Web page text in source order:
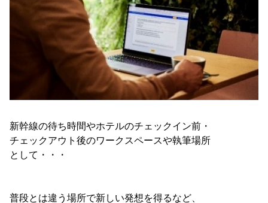
新幹線の待ち時間やホテルのチェックイン前・
チェックアウト後のワークスペースや執筆場所
として・・・
普段とは違う場所で新しい発想を得るなど、